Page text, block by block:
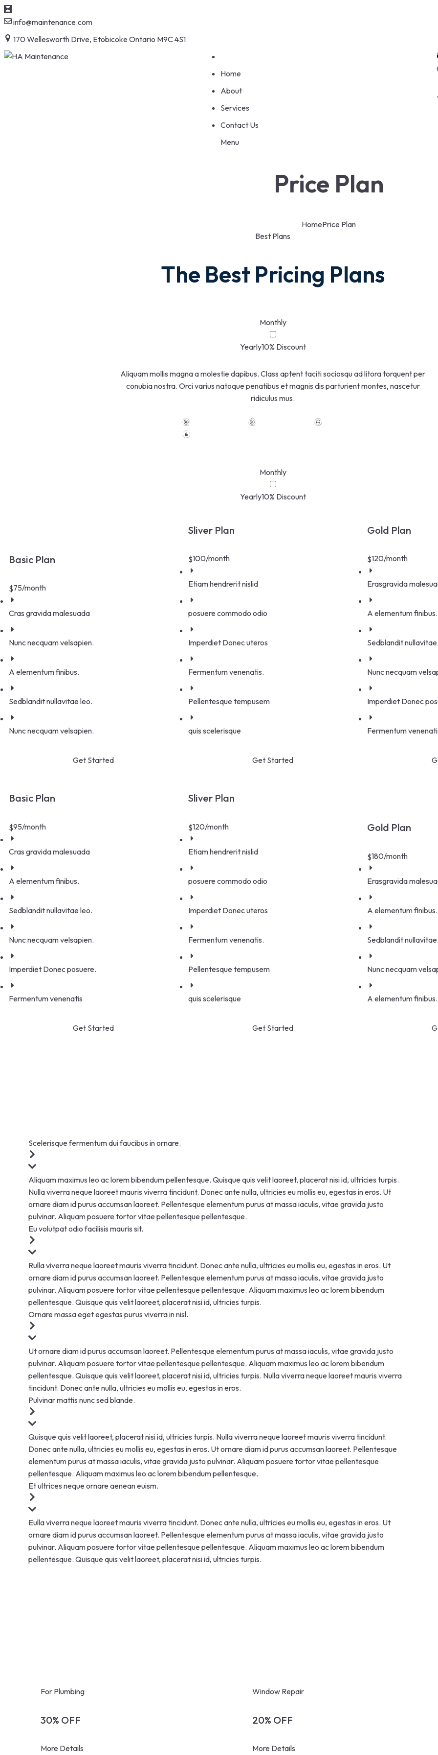
info@maintenance.com
170 Wellesworth Drive, Etobicoke Ontario M9C 4S1
Home
About
Services
Contact Us
Menu
Price Plan
HomePrice Plan
Best Plans
The Best Pricing Plans
Monthly
Yearly10% Discount
Aliquam mollis magna a molestie dapibus. Class aptent taciti sociosqu ad litora torquent per
conubia nostra. Orci varius natoque penatibus et magnis dis parturient montes, nascetur
ridiculus mus.
Monthly
Yearly10% Discount
Basic Plan
$75/month
Cras gravida malesuada
Nunc necquam velsapien.
A elementum finibus.
Sedblandit nullavitae leo.
Nunc necquam velsapien.
Get Started
Sliver Plan
$100/month
Etiam hendrerit nislid
posuere commodo odio
Imperdiet Donec uteros
Fermentum venenatis.
Pellentesque tempusem
quis scelerisque
Get Started
Gold Plan
$120/month
Erasgravida
A elementum finibus.
Sedblandit nullavitae.
Nunc necquam
Imperdiet Donec
Fermentum
Basic Plan
$95/month
Cras gravida malesuada
A elementum finibus.
Sedblandit nullavitae leo.
Nunc necquam velsapien.
Imperdiet Donec posuere.
Fermentum venenatis
Get Started
Sliver Plan
$120/month
Etiam hendrerit nislid
posuere commodo odio
Imperdiet Donec uteros
Fermentum venenatis.
Pellentesque tempusem
quis scelerisque
Get Started
Gold Plan
$180/month
Erasgravida
A elementum finibus.
Sedblandit nullavitae.
Nunc necquam
A elementum finibus.
Scelerisque fermentum dui faucibus in ornare.
Aliquam maximus leo ac lorem bibendum pellentesque. Quisque quis velit laoreet, placerat nisi id, ultricies turpis.
Nulla viverra neque laoreet mauris viverra tincidunt. Donec ante nulla, ultricies eu mollis eu, egestas in eros. Ut
ornare diam id purus accumsan laoreet. Pellentesque elementum purus at massa iaculis, vitae gravida justo
pulvinar. Aliquam posuere tortor vitae pellentesque pellentesque.
Eu volutpat odio facilisis mauris sit.
Rulla viverra neque laoreet mauris viverra tincidunt. Donec ante nulla, ultricies eu mollis eu, egestas in eros. Ut
ornare diam id purus accumsan laoreet. Pellentesque elementum purus at massa iaculis, vitae gravida justo
pulvinar. Aliquam posuere tortor vitae pellentesque pellentesque. Aliquam maximus leo ac lorem bibendum
pellentesque. Quisque quis velit laoreet, placerat nisi id, ultricies turpis.
Ornare massa eget egestas purus viverra in nisl.
Ut ornare diam id purus accumsan laoreet. Pellentesque elementum purus at massa iaculis, vitae gravida justo
pulvinar. Aliquam posuere tortor vitae pellentesque pellentesque. Aliquam maximus leo ac lorem bibendum
pellentesque. Quisque quis velit laoreet, placerat nisi id, ultricies turpis. Nulla viverra neque laoreet mauris viverra
tincidunt. Donec ante nulla, ultricies eu mollis eu, egestas in eros.
Pulvinar mattis nunc sed blande.
Quisque quis velit laoreet, placerat nisi id, ultricies turpis. Nulla viverra neque laoreet mauris viverra tincidunt.
Donec ante nulla, ultricies eu mollis eu, egestas in eros. Ut ornare diam id purus accumsan laoreet. Pellentesque
elementum purus at massa iaculis, vitae gravida justo pulvinar. Aliquam posuere tortor vitae pellentesque
pellentesque. Aliquam maximus leo ac lorem bibendum pellentesque.
Et ultrices neque ornare aenean euism.
Eulla viverra neque laoreet mauris viverra tincidunt. Donec ante nulla, ultricies eu mollis eu, egestas in eros. Ut
ornare diam id purus accumsan laoreet. Pellentesque elementum purus at massa iaculis, vitae gravida justo
pulvinar. Aliquam posuere tortor vitae pellentesque pellentesque. Aliquam maximus leo ac lorem bibendum
pellentesque. Quisque quis velit laoreet, placerat nisi id, ultricies turpis.
For Plumbing
30% OFF
More Details
Window Repair
20% OFF
More Details